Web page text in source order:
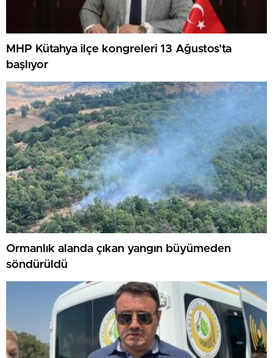
MHP Kütahya ilçe kongreleri 13 Ağustos’ta
başlıyor
Ormanlık alanda çıkan yangın büyümeden
söndürüldü